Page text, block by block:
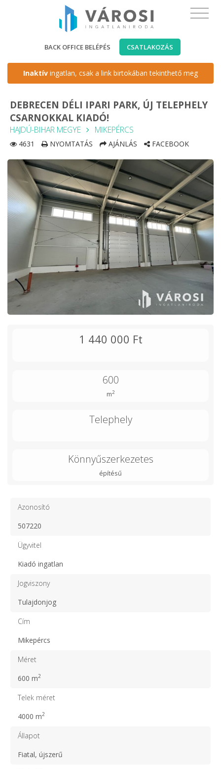
BACK OFFICE BELÉPÉS CSATLAKOZÁS
Inaktív ingatlan, csak a link birtokában tekinthető meg
DEBRECEN DÉLI IPARI PARK, ÚJ TELEPHELY
CSARNOKKAL KIADÓ!
HAJDÚ-BIHAR MEGYE MIKEPÉRCS
4631 NYOMTATÁS AJÁNLÁS FACEBOOK
1 440 000 Ft
600
m2
Telephely
Könnyűszerkezetes
építésű
Azonosító
507220
Ügyvitel
Kiadó ingatlan
Jogviszony
Tulajdonjog
Cím
Mikepércs
Méret
600 m2
Telek méret
4000 m2
Állapot
Fiatal, újszerű